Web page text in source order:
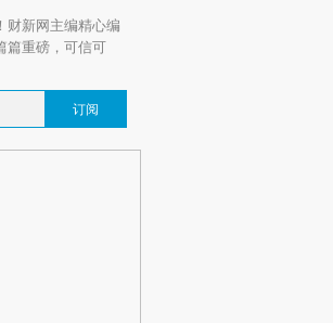
财新网主编精心编
篇重磅，可信可
订阅